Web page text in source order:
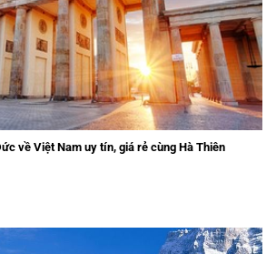
về Việt Nam uy tín, giá rẻ cùng Hà Thiên